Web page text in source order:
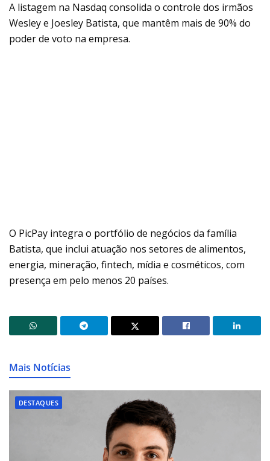
A listagem na Nasdaq consolida o controle dos irmãos
Wesley e Joesley Batista, que mantêm mais de 90% do
poder de voto na empresa.
O PicPay integra o portfólio de negócios da família
Batista, que inclui atuação nos setores de alimentos,
energia, mineração, fintech, mídia e cosméticos, com
presença em pelo menos 20 países.
Mais Notícias
DESTAQUES